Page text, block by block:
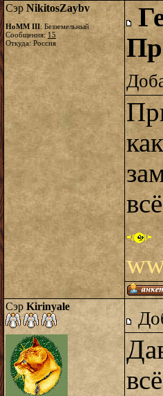
Сэр NikitosZaybv
HoMM III: Безземельный
Сообщения: 15
Откуда: Россия
Сэр Kirinyale